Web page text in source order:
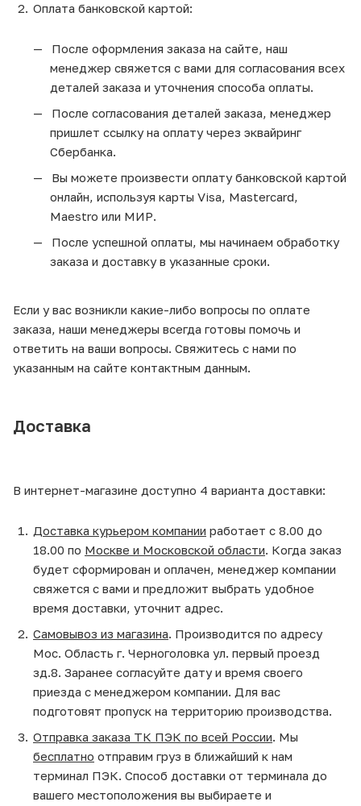
Оплата банковской картой:
После оформления заказа на сайте, наш
менеджер свяжется с вами для согласования всех
деталей заказа и уточнения способа оплаты.
После согласования деталей заказа, менеджер
пришлет ссылку на оплату через эквайринг
Сбербанка.
Вы можете произвести оплату банковской картой
онлайн, используя карты Visa, Mastercard,
Maestro или МИР.
После успешной оплаты, мы начинаем обработку
заказа и доставку в указанные сроки.
Если у вас возникли какие-либо вопросы по оплате
заказа, наши менеджеры всегда готовы помочь и
ответить на ваши вопросы. Свяжитесь с нами по
указанным на сайте контактным данным.
Доставка
В интернет-магазине доступно 4 варианта доставки:
Доставка курьером компании работает с 8.00 до
18.00 по Москве и Московской области. Когда заказ
будет сформирован и оплачен, менеджер компании
свяжется с вами и предложит выбрать удобное
время доставки, уточнит адрес.
Самовывоз из магазина. Производится по адресу
Мос. Область г. Черноголовка ул. первый проезд
зд.8. Заранее согласуйте дату и время своего
приезда с менеджером компании. Для вас
подготовят пропуск на территорию производства.
Отправка заказа ТК ПЭК по всей России. Мы
бесплатно отправим груз в ближайший к нам
терминал ПЭК. Способ доставки от терминала до
вашего местоположения вы выбираете и